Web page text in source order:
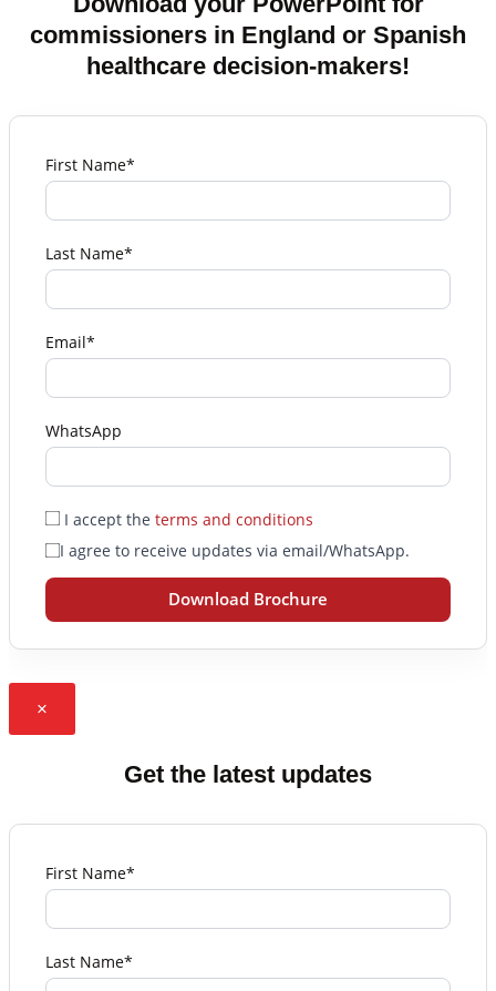
commissioners in England or Spanish
healthcare decision-makers!
First Name*
Last Name*
Email*
WhatsApp
I accept the terms and conditions
I agree to receive updates via email/WhatsApp.
Download Brochure
×
Get the latest updates
First Name*
Last Name*